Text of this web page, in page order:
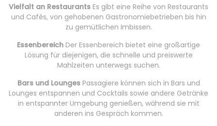
Vielfalt an Restaurants Es gibt eine Reihe von Restaurants
und Cafés, von gehobenen Gastronomiebetrieben bis hin
zu gemütlichen Imbissen.
Essenbereich Der Essenbereich bietet eine großartige
Lösung für diejenigen, die schnelle und preiswerte
Mahlzeiten unterwegs suchen.
Bars und LoungesPassagiere können sich in Bars und
Lounges entspannen und Cocktails sowie andere Getränke
in entspannter Umgebung genießen, während sie mit
anderen ins Gespräch kommen.